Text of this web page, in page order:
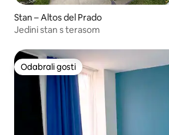
Stan – Altos del Prado
Jedini stan s terasom
Odabrali gosti
Odabrali gosti